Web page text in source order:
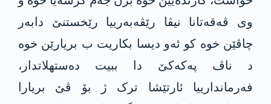
وی ڤەقەتانا نیڤا رێڤەبەرییا رێخستنێ دابەر
چاڤێن خوە کو ئەو دیسا بکاریت ب بریارێن خوە
د ناڤ پەکەکێ دا ببیت دەستھلاتدار،
فەرماندارییا ئارتێشا ترک ژ بۆ ڤێ بریارا